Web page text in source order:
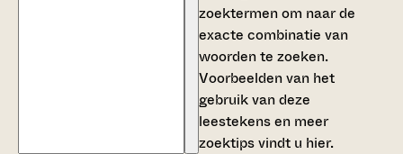
zoektermen om naar de
exacte combinatie van
woorden te zoeken.
Voorbeelden van het
gebruik van deze
leestekens en meer
zoektips vindt u hier.